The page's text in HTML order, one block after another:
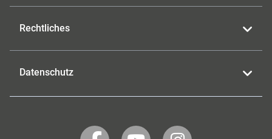
Rechtliches
Datenschutz